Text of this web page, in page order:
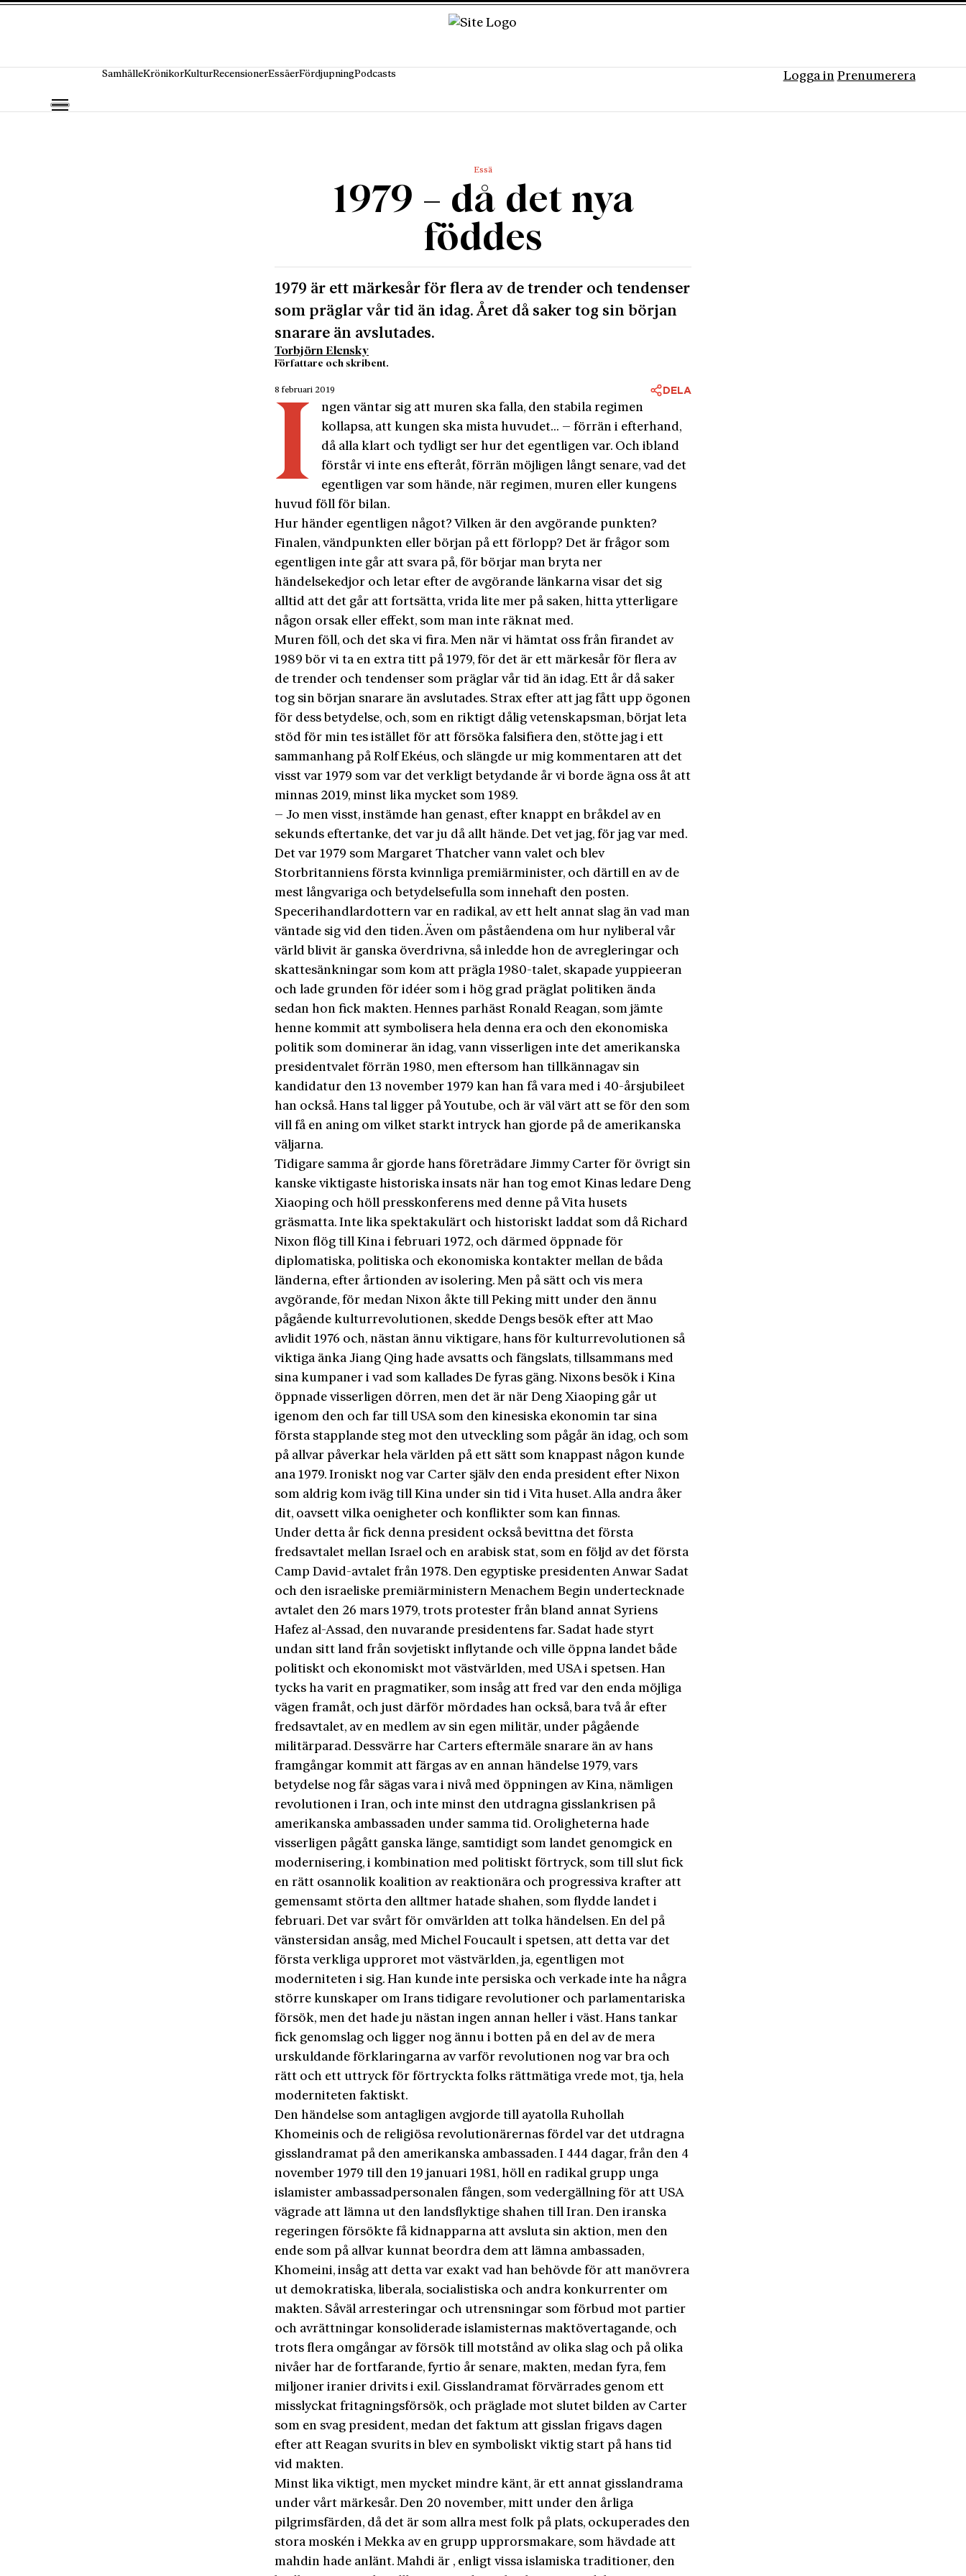
SamhälleKrönikorKulturRecensionerEssäerFördjupningPodcasts Logga in Prenumerera
Essä
1979 – då det nya
föddes
1979 är ett märkesår för flera av de trender och tendenser
som präglar vår tid än idag. Året då saker tog sin början
snarare än avslutades.
Torbjörn Elensky
Författare och skribent.
8 februari 2019 DELA
I
ngen väntar sig att muren ska falla, den stabila regimen
kollapsa, att kungen ska mista huvudet… – förrän i efterhand,
då alla klart och tydligt ser hur det egentligen var. Och ibland
förstår vi inte ens efteråt, förrän möjligen långt senare, vad det
egentligen var som hände, när regimen, muren eller kungens
huvud föll för bilan.
Hur händer egentligen något? Vilken är den avgörande punkten?
Finalen, vändpunkten eller början på ett förlopp? Det är frågor som
egentligen inte går att svara på, för börjar man bryta ner
händelsekedjor och letar efter de avgörande länkarna visar det sig
alltid att det går att fortsätta, vrida lite mer på saken, hitta ytterligare
någon orsak eller effekt, som man inte räknat med.
Muren föll, och det ska vi fira. Men när vi hämtat oss från firandet av
1989 bör vi ta en extra titt på 1979, för det är ett märkesår för flera av
de trender och tendenser som präglar vår tid än idag. Ett år då saker
tog sin början snarare än avslutades. Strax efter att jag fått upp ögonen
för dess betydelse, och, som en riktigt dålig vetenskapsman, börjat leta
stöd för min tes istället för att försöka falsifiera den, stötte jag i ett
sammanhang på Rolf Ekéus, och slängde ur mig kommentaren att det
visst var 1979 som var det verkligt betydande år vi borde ägna oss åt att
minnas 2019, minst lika mycket som 1989.
– Jo men visst, instämde han genast, efter knappt en bråkdel av en
sekunds eftertanke, det var ju då allt hände. Det vet jag, för jag var med.
Det var 1979 som Margaret Thatcher vann valet och blev
Storbritanniens första kvinnliga premiärminister, och därtill en av de
mest långvariga och betydelsefulla som innehaft den posten.
Specerihandlardottern var en radikal, av ett helt annat slag än vad man
väntade sig vid den tiden. Även om påståendena om hur nyliberal vår
värld blivit är ganska överdrivna, så inledde hon de avregleringar och
skattesänkningar som kom att prägla 1980-talet, skapade yuppieeran
och lade grunden för idéer som i hög grad präglat politiken ända
sedan hon fick makten. Hennes parhäst Ronald Reagan, som jämte
henne kommit att symbolisera hela denna era och den ekonomiska
politik som dominerar än idag, vann visserligen inte det amerikanska
presidentvalet förrän 1980, men eftersom han tillkännagav sin
kandidatur den 13 november 1979 kan han få vara med i 40-årsjubileet
han också. Hans tal ligger på Youtube, och är väl värt att se för den som
vill få en aning om vilket starkt intryck han gjorde på de amerikanska
väljarna.
Tidigare samma år gjorde hans företrädare Jimmy Carter för övrigt sin
kanske viktigaste historiska insats när han tog emot Kinas ledare Deng
Xiaoping och höll presskonferens med denne på Vita husets
gräsmatta. Inte lika spektakulärt och historiskt laddat som då Richard
Nixon flög till Kina i februari 1972, och därmed öppnade för
diplomatiska, politiska och ekonomiska kontakter mellan de båda
länderna, efter årtionden av isolering. Men på sätt och vis mera
avgörande, för medan Nixon åkte till Peking mitt under den ännu
pågående kulturrevolutionen, skedde Dengs besök efter att Mao
avlidit 1976 och, nästan ännu viktigare, hans för kulturrevolutionen så
viktiga änka Jiang Qing hade avsatts och fängslats, tillsammans med
sina kumpaner i vad som kallades De fyras gäng. Nixons besök i Kina
öppnade visserligen dörren, men det är när Deng Xiaoping går ut
igenom den och far till USA som den kinesiska ekonomin tar sina
första stapplande steg mot den utveckling som pågår än idag, och som
på allvar påverkar hela världen på ett sätt som knappast någon kunde
ana 1979. Ironiskt nog var Carter själv den enda president efter Nixon
som aldrig kom iväg till Kina under sin tid i Vita huset. Alla andra åker
dit, oavsett vilka oenigheter och konflikter som kan finnas.
Under detta år fick denna president också bevittna det första
fredsavtalet mellan Israel och en arabisk stat, som en följd av det första
Camp David-avtalet från 1978. Den egyptiske presidenten Anwar Sadat
och den israeliske premiärministern Menachem Begin undertecknade
avtalet den 26 mars 1979, trots protester från bland annat Syriens
Hafez al-Assad, den nuvarande presidentens far. Sadat hade styrt
undan sitt land från sovjetiskt inflytande och ville öppna landet både
politiskt och ekonomiskt mot västvärlden, med USA i spetsen. Han
tycks ha varit en pragmatiker, som insåg att fred var den enda möjliga
vägen framåt, och just därför mördades han också, bara två år efter
fredsavtalet, av en medlem av sin egen militär, under pågående
militärparad. Dessvärre har Carters eftermäle snarare än av hans
framgångar kommit att färgas av en annan händelse 1979, vars
betydelse nog får sägas vara i nivå med öppningen av Kina, nämligen
revolutionen i Iran, och inte minst den utdragna gisslankrisen på
amerikanska ambassaden under samma tid. Oroligheterna hade
visserligen pågått ganska länge, samtidigt som landet genomgick en
modernisering, i kombination med politiskt förtryck, som till slut fick
en rätt osannolik koalition av reaktionära och progressiva krafter att
gemensamt störta den alltmer hatade shahen, som flydde landet i
februari. Det var svårt för omvärlden att tolka händelsen. En del på
vänstersidan ansåg, med Michel Foucault i spetsen, att detta var det
första verkliga upproret mot västvärlden, ja, egentligen mot
moderniteten i sig. Han kunde inte persiska och verkade inte ha några
större kunskaper om Irans tidigare revolutioner och parlamentariska
försök, men det hade ju nästan ingen annan heller i väst. Hans tankar
fick genomslag och ligger nog ännu i botten på en del av de mera
urskuldande förklaringarna av varför revolutionen nog var bra och
rätt och ett uttryck för förtryckta folks rättmätiga vrede mot, tja, hela
moderniteten faktiskt.
Den händelse som antagligen avgjorde till ayatolla Ruhollah
Khomeinis och de religiösa revolutionärernas fördel var det utdragna
gisslandramat på den amerikanska ambassaden. I 444 dagar, från den 4
november 1979 till den 19 januari 1981, höll en radikal grupp unga
islamister ambassadpersonalen fången, som vedergällning för att USA
vägrade att lämna ut den landsflyktige shahen till Iran. Den iranska
regeringen försökte få kidnapparna att avsluta sin aktion, men den
ende som på allvar kunnat beordra dem att lämna ambassaden,
Khomeini, insåg att detta var exakt vad han behövde för att manövrera
ut demokratiska, liberala, socialistiska och andra konkurrenter om
makten. Såväl arresteringar och utrensningar som förbud mot partier
och avrättningar konsoliderade islamisternas maktövertagande, och
trots flera omgångar av försök till motstånd av olika slag och på olika
nivåer har de fortfarande, fyrtio år senare, makten, medan fyra, fem
miljoner iranier drivits i exil. Gisslandramat förvärrades genom ett
misslyckat fritagningsförsök, och präglade mot slutet bilden av Carter
som en svag president, medan det faktum att gisslan frigavs dagen
efter att Reagan svurits in blev en symboliskt viktig start på hans tid
vid makten.
Minst lika viktigt, men mycket mindre känt, är ett annat gisslandrama
under vårt märkesår. Den 20 november, mitt under den årliga
pilgrimsfärden, då det är som allra mest folk på plats, ockuperades den
stora moskén i Mekka av en grupp upprorsmakare, som hävdade att
mahdin hade anlänt. Mahdi är , enligt vissa islamiska traditioner, den